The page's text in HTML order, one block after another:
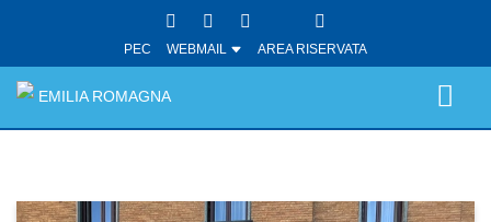
PEC WEBMAIL AREA RISERVATA
EMILIA ROMAGNA